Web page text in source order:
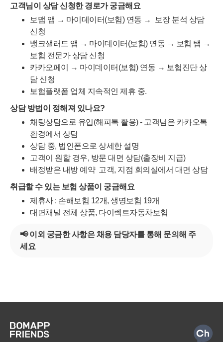
고객님이 상담 신청한 경로가 궁금해요
보맵 앱 → 마이데이터(보험) 연동 → 보장 분석 상담
신청
뱅크샐러드 앱 → 마이데이터(보험) 연동 → 보험 탭 →
보험 전문가 상담 신청
카카오페이 → 마이데이터(보험) 연동 → 보험진단 상
담 신청
보험플랫폼 업체 지속적인 제휴 중.
상담 방법이 정해져 있나요?
채팅상담으로 유입(해피톡 활용) - 고객님은 카카오톡
환경에서 상담
상담 중, 법인폰으로 상세한 설명
고객이 원할 경우, 방문 대면 상담(출장비 지급)
배정받은 내방 예약 고객, 지점 회의실에서 대면 상담
취급할 수 있는 보험 상품이 궁금해요
제휴사 : 손해보험 12개, 생명보험 19개
대면채널 전체 상품, 다이렉트자동차보험
📢 이외 궁금한 사항은 채용 담당자를 통해 문의해 주
세요